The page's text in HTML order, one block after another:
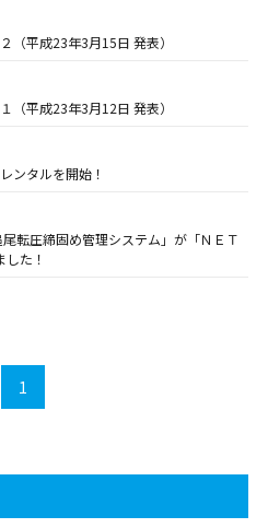
（平成23年3月15日 発表）
（平成23年3月12日 発表）
ンタルを開始！
転圧締固め管理システム」が「ＮＥＴ
た！
1